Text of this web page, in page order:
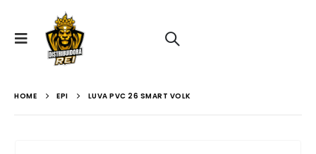
HOME EPI LUVA PVC 26 SMART VOLK